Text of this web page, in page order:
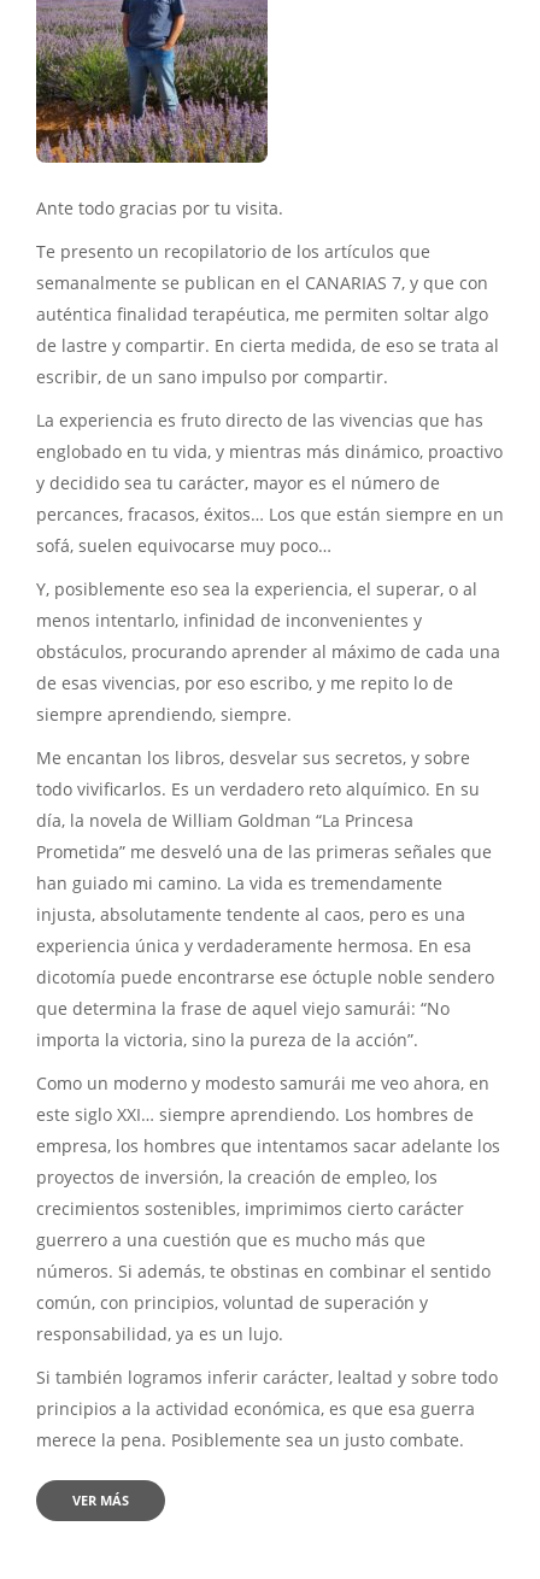
Ante todo gracias por tu visita.
Te presento un recopilatorio de los artículos que
semanalmente se publican en el CANARIAS 7, y que con
auténtica finalidad terapéutica, me permiten soltar algo
de lastre y compartir. En cierta medida, de eso se trata al
escribir, de un sano impulso por compartir.
La experiencia es fruto directo de las vivencias que has
englobado en tu vida, y mientras más dinámico, proactivo
y decidido sea tu carácter, mayor es el número de
percances, fracasos, éxitos… Los que están siempre en un
sofá, suelen equivocarse muy poco…
Y, posiblemente eso sea la experiencia, el superar, o al
menos intentarlo, infinidad de inconvenientes y
obstáculos, procurando aprender al máximo de cada una
de esas vivencias, por eso escribo, y me repito lo de
siempre aprendiendo, siempre.
Me encantan los libros, desvelar sus secretos, y sobre
todo vivificarlos. Es un verdadero reto alquímico. En su
día, la novela de William Goldman “La Princesa
Prometida” me desveló una de las primeras señales que
han guiado mi camino. La vida es tremendamente
injusta, absolutamente tendente al caos, pero es una
experiencia única y verdaderamente hermosa. En esa
dicotomía puede encontrarse ese óctuple noble sendero
que determina la frase de aquel viejo samurái: “No
importa la victoria, sino la pureza de la acción”.
Como un moderno y modesto samurái me veo ahora, en
este siglo XXI… siempre aprendiendo. Los hombres de
empresa, los hombres que intentamos sacar adelante los
proyectos de inversión, la creación de empleo, los
crecimientos sostenibles, imprimimos cierto carácter
guerrero a una cuestión que es mucho más que
números. Si además, te obstinas en combinar el sentido
común, con principios, voluntad de superación y
responsabilidad, ya es un lujo.
Si también logramos inferir carácter, lealtad y sobre todo
principios a la actividad económica, es que esa guerra
merece la pena. Posiblemente sea un justo combate.
VER MÁS